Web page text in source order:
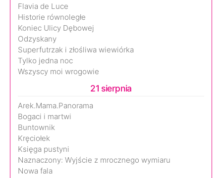
Flavia de Luce
Historie równoległe
Koniec Ulicy Dębowej
Odzyskany
Superfutrzak i złośliwa wiewiórka
Tylko jedna noc
Wszyscy moi wrogowie
21 sierpnia
Arek.Mama.Panorama
Bogaci i martwi
Buntownik
Kręciołek
Księga pustyni
Naznaczony: Wyjście z mrocznego wymiaru
Nowa fala